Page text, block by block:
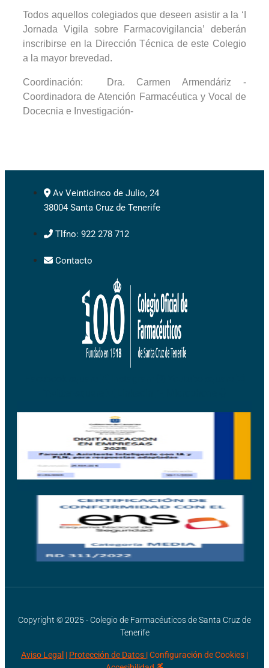
Todos aquellos colegiados que deseen asistir a la ‘I
Jornada Vigila sobre Farmacovigilancia’ deberán
inscribirse en la Dirección Técnica de este Colegio
a la mayor brevedad.
Coordinación: Dra. Carmen Armendáriz -
Coordinadora de Atención Farmacéutica y Vocal de
Docecnia e Investigación-
Av Veinticinco de Julio, 24
38004 Santa Cruz de Tenerife
Tlfno: 922 278 712
Contacto
Copyright © 2025 - Colegio de Farmacéuticos de Santa Cruz de
Tenerife
Aviso Legal | Protección de Datos |Configuración de Cookies |